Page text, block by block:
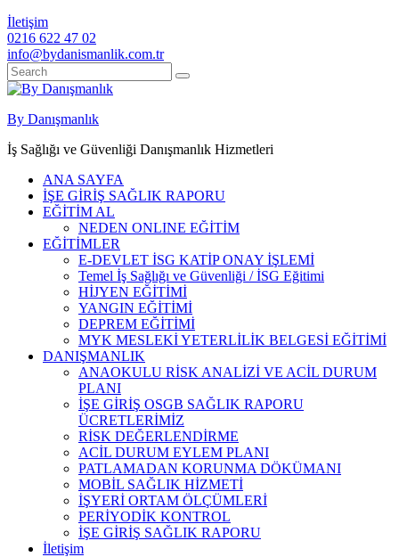
İletişim
0216 622 47 02
info@bydanismanlik.com.tr
By Danışmanlık
İş Sağlığı ve Güvenliği Danışmanlık Hizmetleri
ANA SAYFA
İŞE GİRİŞ SAĞLIK RAPORU
EĞİTİM AL
NEDEN ONLINE EĞİTİM
EĞİTİMLER
E-DEVLET İSG KATİP ONAY İŞLEMİ
Temel İş Sağlığı ve Güvenliği / İSG Eğitimi
HİJYEN EĞİTİMİ
YANGIN EĞİTİMİ
DEPREM EĞİTİMİ
MYK MESLEKİ YETERLİLİK BELGESİ EĞİTİMİ
DANIŞMANLIK
ANAOKULU RİSK ANALİZİ VE ACİL DURUM
PLANI
İŞE GİRİŞ OSGB SAĞLIK RAPORU
ÜCRETLERİMİZ
RİSK DEĞERLENDİRME
ACİL DURUM EYLEM PLANI
PATLAMADAN KORUNMA DÖKÜMANI
MOBİL SAĞLIK HİZMETİ
İŞYERİ ORTAM ÖLÇÜMLERİ
PERİYODİK KONTROL
İŞE GİRİŞ SAĞLIK RAPORU
İletişim